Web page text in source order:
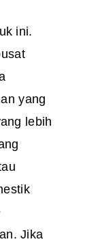
ini.
yang
lebih
Jika